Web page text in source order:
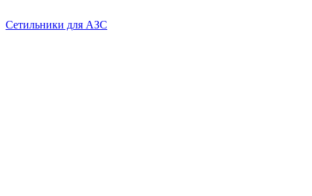
Сетильники для АЗС